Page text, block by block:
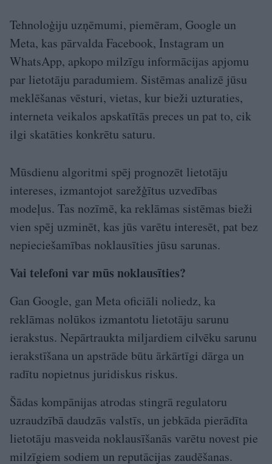
Tehnoloģiju uzņēmumi, piemēram, Google un
Meta, kas pārvalda Facebook, Instagram un
WhatsApp, apkopo milzīgu informācijas apjomu
par lietotāju paradumiem. Sistēmas analizē jūsu
meklēšanas vēsturi, vietas, kur bieži uzturaties,
interneta veikalos apskatītās preces un pat to, cik
ilgi skatāties konkrētu saturu.
Mūsdienu algoritmi spēj prognozēt lietotāju
intereses, izmantojot sarežģītus uzvedības
modeļus. Tas nozīmē, ka reklāmas sistēmas bieži
vien spēj uzminēt, kas jūs varētu interesēt, pat bez
nepieciešamības noklausīties jūsu sarunas.
Vai telefoni var mūs noklausīties?
Gan Google, gan Meta oficiāli noliedz, ka
reklāmas nolūkos izmantotu lietotāju sarunu
ierakstus. Nepārtraukta miljardiem cilvēku sarunu
ierakstīšana un apstrāde būtu ārkārtīgi dārga un
radītu nopietnus juridiskus riskus.
Šādas kompānijas atrodas stingrā regulatoru
uzraudzībā daudzās valstīs, un jebkāda pierādīta
lietotāju masveida noklausīšanās varētu novest pie
milzīgiem sodiem un reputācijas zaudēšanas.